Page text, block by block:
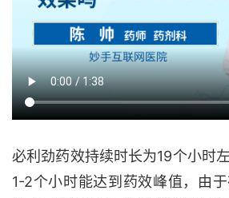
必利劲药效持续时长为19个小时
1-2个小时能达到药效峰值，由